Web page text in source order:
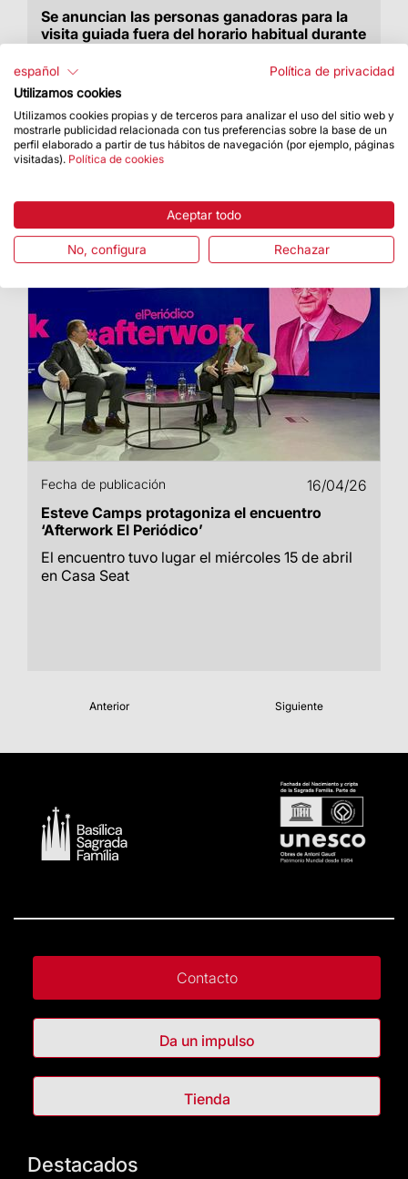
Se anuncian las personas ganadoras para la
visita guiada fuera del horario habitual durante
Podrán descubrir la instalación audiovisual
«Llum primigènia»
Fecha de publicación
16/04/26
Esteve Camps protagoniza el encuentro
‘Afterwork El Periódico’
El encuentro tuvo lugar el miércoles 15 de abril
en Casa Seat
Anterior Siguiente
Contacto
Da un impulso
Tienda
Destacados
español
Política de privacidad
Utilizamos cookies
Utilizamos cookies propias y de terceros para analizar el uso del sitio web y
mostrarle publicidad relacionada con tus preferencias sobre la base de un
perfil elaborado a partir de tus hábitos de navegación (por ejemplo, páginas
visitadas). Política de cookies
Aceptar todo
No, configura Rechazar